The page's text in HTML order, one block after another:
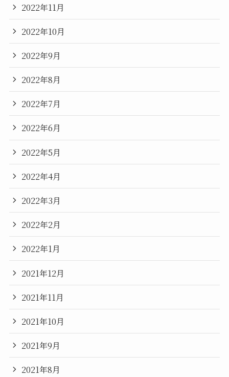
2022年11月
2022年10月
2022年9月
2022年8月
2022年7月
2022年6月
2022年5月
2022年4月
2022年3月
2022年2月
2022年1月
2021年12月
2021年11月
2021年10月
2021年9月
2021年8月